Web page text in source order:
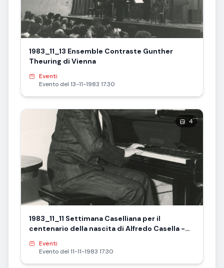
1983_11_13 Ensemble Contraste Gunther
Theuring di Vienna
Eventi:
Evento del 13-11-1983 17:30
4
1983_11_11 Settimana Caselliana per il
centenario della nascita di Alfredo Casella -
foto Rattalino e Ciprelli
Eventi:
Evento del 11-11-1983 17:30